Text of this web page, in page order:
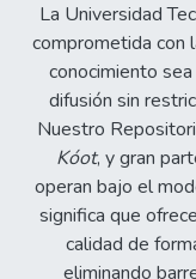
La Universidad
comprometida con
conocimiento
difusión sin
Nuestro
Kóot, y gran
operan bajo el
significa que
calidad de
eliminando